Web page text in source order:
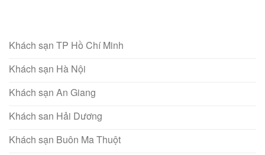
Khách sạn TP Hồ Chí Minh
Khách sạn Hà Nội
Khách sạn An Giang
Khách san Hải Dương
Khách sạn Buôn Ma Thuột